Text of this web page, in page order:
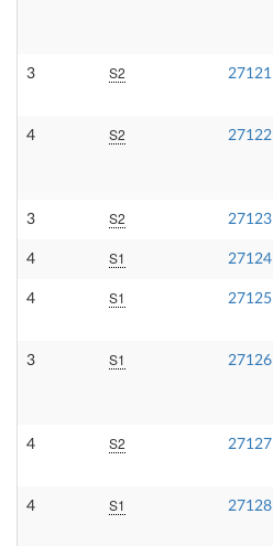
3 S2 27121
4 S2 27122
3 S2 27123
4 S1 27124
4 S1 27125
3 S1 27126
4 S2 27127
4 S1 27128